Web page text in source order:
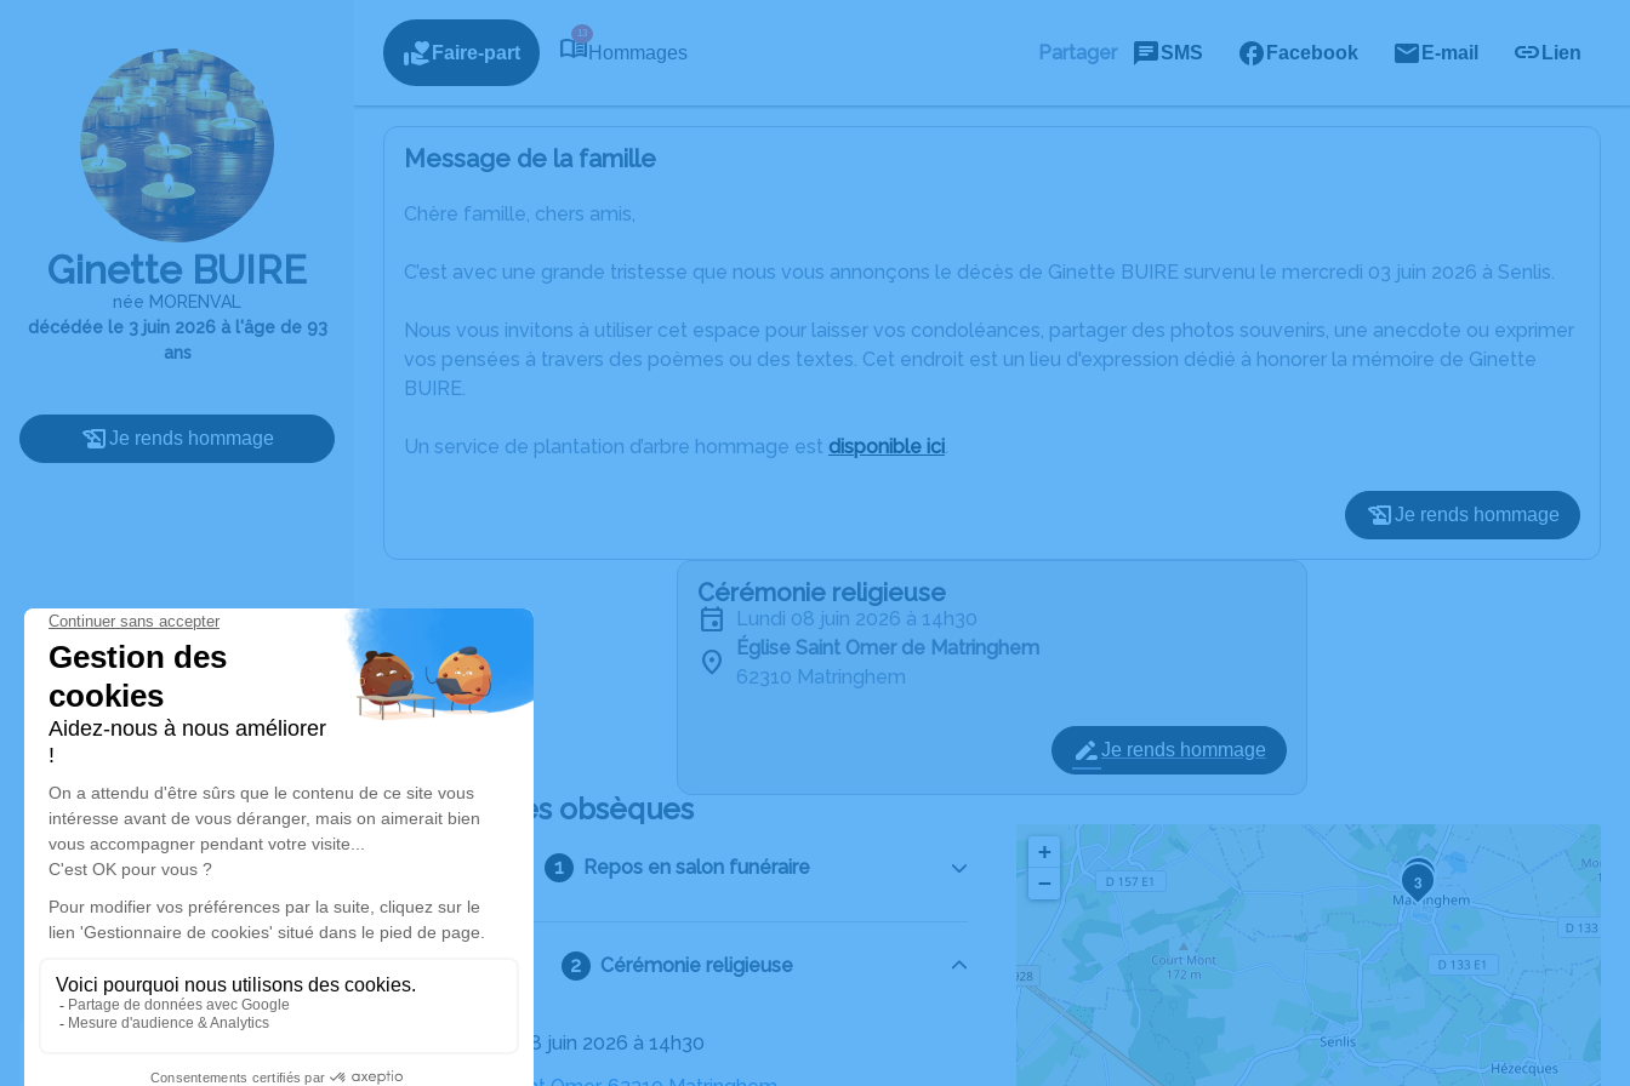
Ginette BUIRE
née MORENVAL
décédée le 3 juin 2026 à l'âge de 93
ans
Je rends hommage
Faire-part
13
Hommages Partager SMS Facebook E-mail Lien
Message de la famille
Chère famille, chers amis,
C’est avec une grande tristesse que nous vous annonçons le décès de Ginette BUIRE survenu le mercredi 03 juin 2026 à Senlis.
Nous vous invitons à utiliser cet espace pour laisser vos condoléances, partager des photos souvenirs, une anecdote ou exprimer
vos pensées à travers des poèmes ou des textes. Cet endroit est un lieu d'expression dédié à honorer la mémoire de Ginette
BUIRE.
Un service de plantation d’arbre hommage est disponible ici.
Je rends hommage
Cérémonie religieuse
lundi 08 juin 2026 à 14h30
Église Saint Omer de Matringhem
62310 Matringhem
Je rends hommage
Déroulé des obsèques
Repos en salon funéraire
Cérémonie religieuse
Le lundi 08 juin 2026 à 14h30
2
3
+
−